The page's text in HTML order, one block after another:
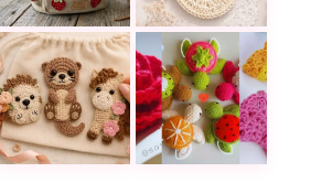
a crochet: un detalle tierno
una mochila con apliques
Adorno de luna a
grannys a crochet y aplique
apliques de animalitos a
¡No los botes! –